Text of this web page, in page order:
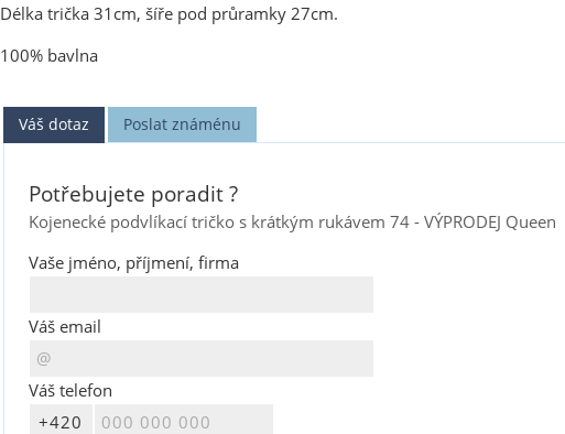
Délka trička 31cm, šíře pod průramky 27cm.
100% bavlna
Váš dotaz Poslat známénu
Potřebujete poradit ?
Kojenecké podvlíkací tričko s krátkým rukávem 74 - VÝPRODEJ Queen
Vaše jméno, příjmení, firma
Váš email
Váš telefon